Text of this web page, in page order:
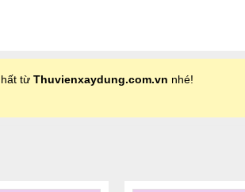
từ Thuvienxaydung.com.vn nhé!